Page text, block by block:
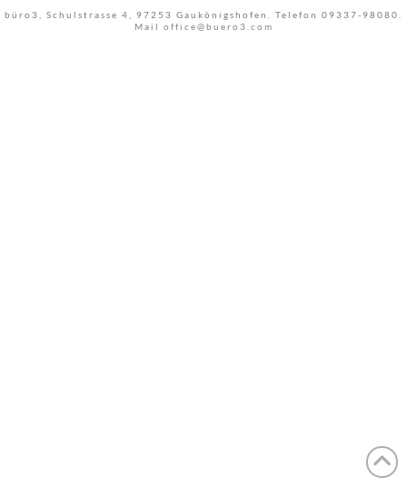
büro3, Schulstrasse 4, 97253 Gaukönigshofen. Telefon 09337-98080.
Mail office@buero3.com